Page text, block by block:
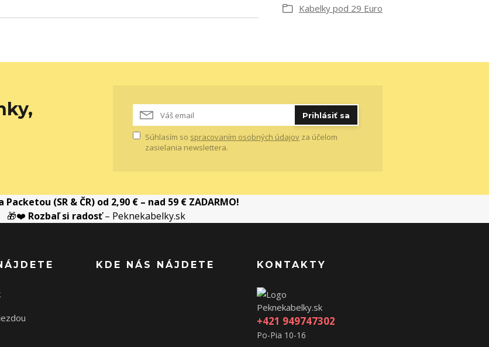
Kabelky pod 29 Euro
Prihlásiť sa
Súhlasím so spracovaním osobných údajov za účelom
zasielania newslettera.
Packetou (SR & ČR) od 2,90 € – nad 59 € ZADARMO!
🎁❤️ Rozbaľ si radosť– Peknekabelky.sk
KDE NÁS NÁJDETE KONTAKTY
Peknekabelky.sk
+421 949747302
Po-Pia 10-16